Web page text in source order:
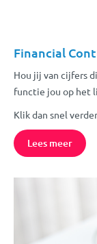
Financial
Hou jij van cijfers
functie jou op het
Klik dan snel
Lees meer